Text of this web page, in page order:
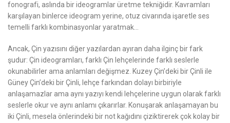
fonografi, aslında bir ideogramlar üretme tekniğidir. Kavramları
karşılayan binlerce ideogram yerine, otuz civarında işaretle ses
temelli farklı kombinasyonlar yaratmak…
Ancak, Çin yazısını diğer yazılardan ayıran daha ilginç bir fark
şudur: Çin ideogramları, farklı Çin lehçelerinde farklı seslerle
okunabilirler ama anlamları değişmez. Kuzey Çin’deki bir Çinli ile
Güney Çin’deki bir Çinli, lehçe farkından dolayı birbiriyle
anlaşamazlar ama aynı yazıyı kendi lehçelerine uygun olarak farklı
seslerle okur ve aynı anlamı çıkarırlar. Konuşarak anlaşamayan bu
iki Çinli, mesela önlerindeki bir not kağıdını çiziktirerek çok kolay bir